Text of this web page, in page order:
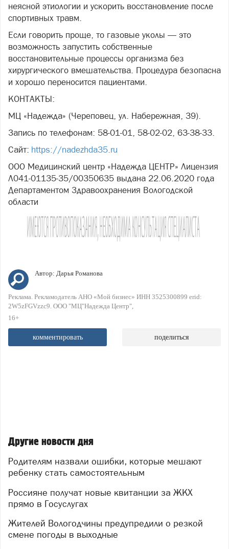
неясной этиологии и ускорить восстановление после
спортивных травм.
Если говорить проще, то газовые уколы — это
возможность запустить собственные
восстановительные процессы организма без
хирургического вмешательства. Процедура безопасна
и хорошо переносится пациентами.
КОНТАКТЫ:
МЦ «Надежда» (Череповец, ул. Набережная, 39).
Запись по телефонам: 58-01-01, 58-02-02, 63-38-33.
Сайт: https://nadezhda35.ru
ООО Медицинский центр «Надежда ЦЕНТР» Лицензия
Л041-01135-35/00350635 выдана 22.06.2020 года
Департаментом Здравоохранения Вологодской
области
Автор: Дарья Романова
Реклама. Рекламодатель АНО «Мой бизнес» ИНН 3525300899 erid:
2W5zFGVzzc9. ООО "МЦ"Надежда Центр"
16+
комментировать поделиться
Другие новости дня
Родителям назвали ошибки, которые мешают
ребенку стать самостоятельным
Россияне получат новые квитанции за ЖКХ
прямо в Госуслугах
Жителей Вологодчины предупредили о резкой
смене погоды в выходные